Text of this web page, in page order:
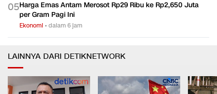
05Harga Emas Antam Merosot Rp29 Ribu ke Rp2,650 Juta
per Gram Pagi Ini
Ekonomi •dalam 6 jam
LAINNYA DARI DETIKNETWORK